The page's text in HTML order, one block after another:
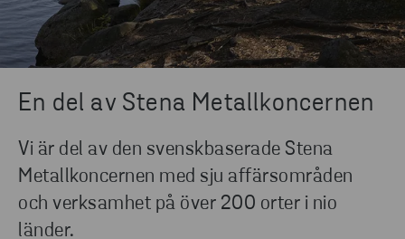
En del av Stena Metallkoncernen
Vi är del av den svenskbaserade Stena
Metallkoncernen med sju affärsområden
och verksamhet på över 200 orter i nio
länder.